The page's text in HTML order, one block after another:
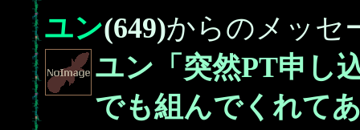
ユン(649)からのメッセ
ユン「突然PT申し
でも組んでくれて